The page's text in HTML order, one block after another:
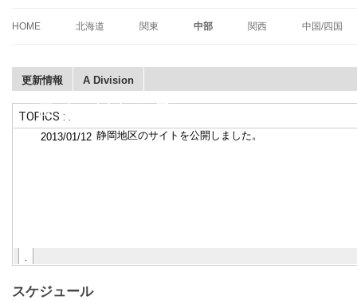
PREMIER DARTS LEAGUE [PDL]
HOME 北海道 関東 中部 関西 中国/四国
富士ブロック
更新情報 A Division
スケジュール